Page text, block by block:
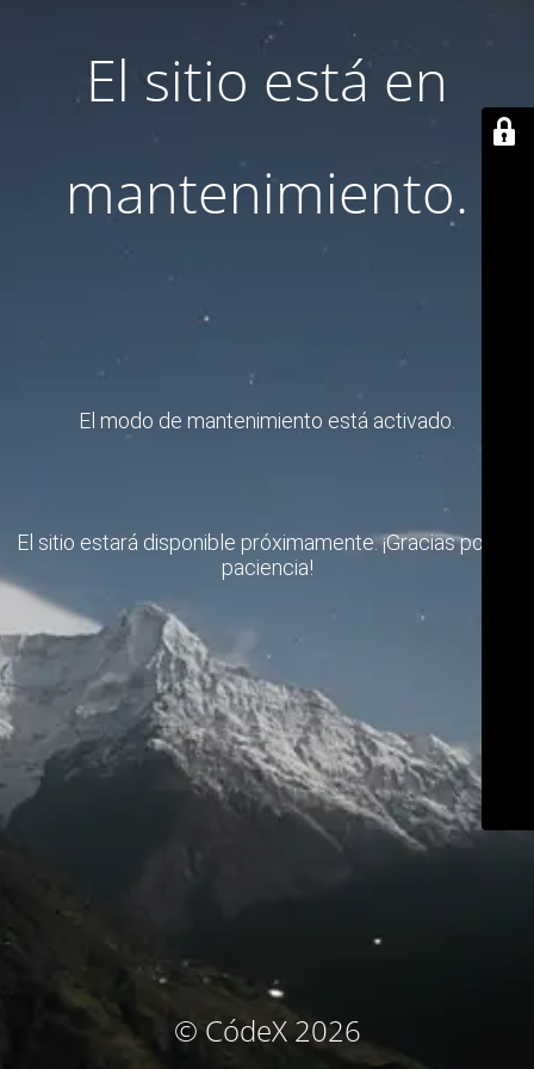
El sitio está en
mantenimiento.
El modo de mantenimiento está activado.
El sitio estará disponible próximamente. ¡Gracias por su
paciencia!
© CódeX 2026